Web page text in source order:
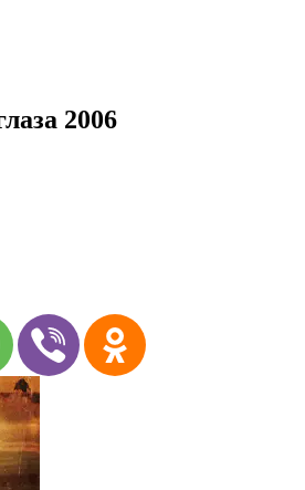
2006